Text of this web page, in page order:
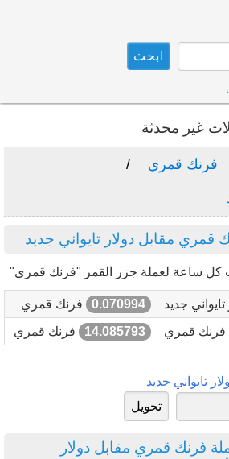
غير محدثة
فرنك قمري
مقابل دولار تايواني جديد
كل ساعة لعملة جزر القمر "فرنك قمري"
جديد 0.070994
فرنك قمري
فرنك قمري
14.085793 فرنك قمري
تايواني جديد
فرنك قمري مقابل دولار